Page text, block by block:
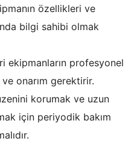
özellikleri ve
bilgi sahibi olmak
ekipmanların profesyonel
ve onarım gerektirir.
korumak ve uzun
için periyodik bakım